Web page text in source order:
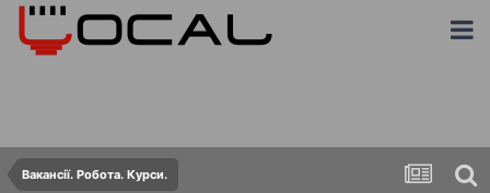
Вакансії. Робота. Курси.